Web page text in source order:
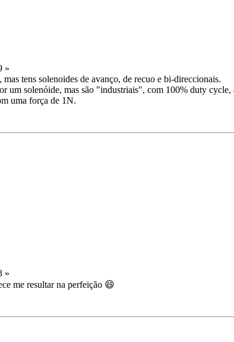
»
tens solenoides de avanço, de recuo e bi-direccionais.
um solenóide, mas são "industriais", com 100% duty
uma força de 1N.
»
me resultar na perfeição 😄